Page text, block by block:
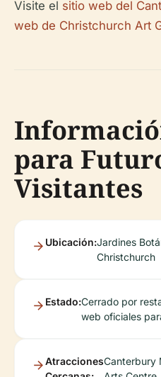
Visite el sitio web del
web de Christchurch Art
para
Visitantes
Ubicación:Jardines
Christchurch
Estado:Cerrado por
web oficiales
AtraccionesCanterbury